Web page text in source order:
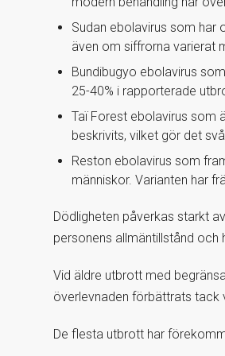
Sudan ebolavirus som har
även om siffrorna varierat
Bundibugyo ebolavirus
25-40% i rapporterade
Taï Forest ebolavirus som
beskrivits, vilket gör det
Reston ebolavirus som
människor. Varianten har
Dödligheten påverkas starkt
personens allmäntillstånd
Vid äldre utbrott med
överlevnaden förbättrats tack
De flesta utbrott har